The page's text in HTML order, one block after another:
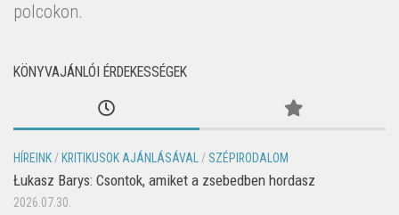
polcokon.
KÖNYVAJÁNLÓI ÉRDEKESSÉGEK
HÍREINK/ KRITIKUSOK AJÁNLÁSÁVAL/ SZÉPIRODALOM
Łukasz Barys: Csontok, amiket a zsebedben hordasz
2026.07.30.